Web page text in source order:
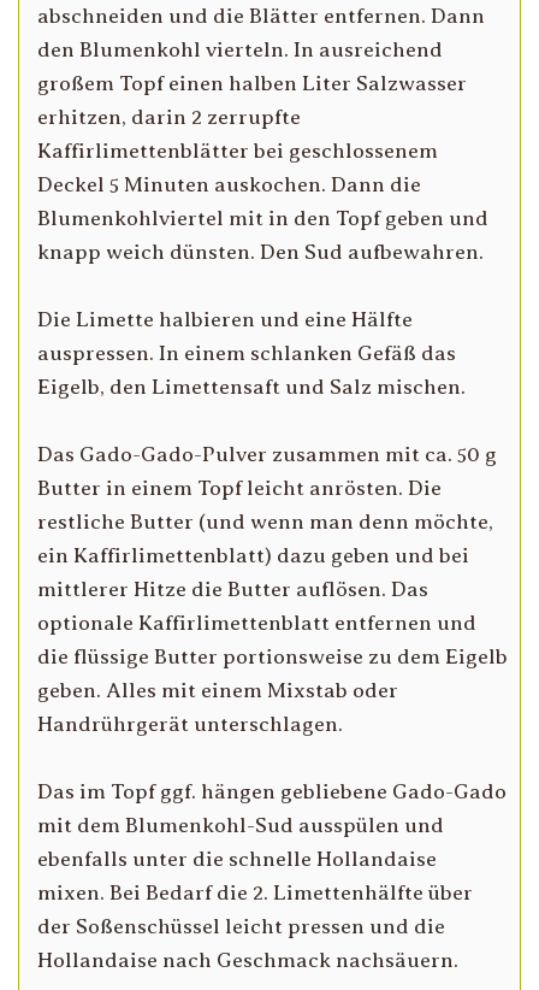
abschneiden und die Blätter entfernen. Dann
den Blumenkohl vierteln. In ausreichend
großem Topf einen halben Liter Salzwasser
erhitzen, darin 2 zerrupfte
Kaffirlimettenblätter bei geschlossenem
Deckel 5 Minuten auskochen. Dann die
Blumenkohlviertel mit in den Topf geben und
knapp weich dünsten. Den Sud aufbewahren.
Die Limette halbieren und eine Hälfte
auspressen. In einem schlanken Gefäß das
Eigelb, den Limettensaft und Salz mischen.
Das Gado-Gado-Pulver zusammen mit ca. 50 g
Butter in einem Topf leicht anrösten. Die
restliche Butter (und wenn man denn möchte,
ein Kaffirlimettenblatt) dazu geben und bei
mittlerer Hitze die Butter auflösen. Das
optionale Kaffirlimettenblatt entfernen und
die flüssige Butter portionsweise zu dem Eigelb
geben. Alles mit einem Mixstab oder
Handrührgerät unterschlagen.
Das im Topf ggf. hängen gebliebene Gado-Gado
mit dem Blumenkohl-Sud ausspülen und
ebenfalls unter die schnelle Hollandaise
mixen. Bei Bedarf die 2. Limettenhälfte über
der Soßenschüssel leicht pressen und die
Hollandaise nach Geschmack nachsäuern.